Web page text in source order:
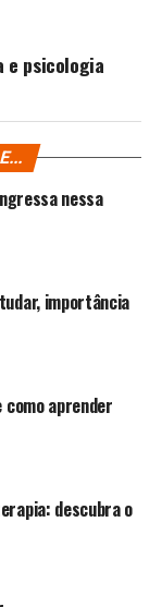
e psicologia
nessa
importância
como aprender
descubra o